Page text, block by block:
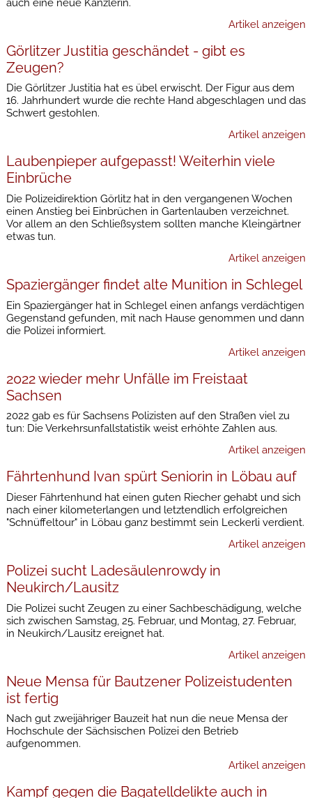
auch eine neue Kanzlerin.
Artikel anzeigen
Görlitzer Justitia geschändet - gibt es
Zeugen?
Die Görlitzer Justitia hat es übel erwischt. Der Figur aus dem
16. Jahrhundert wurde die rechte Hand abgeschlagen und das
Schwert gestohlen.
Artikel anzeigen
Laubenpieper aufgepasst! Weiterhin viele
Einbrüche
Die Polizeidirektion Görlitz hat in den vergangenen Wochen
einen Anstieg bei Einbrüchen in Gartenlauben verzeichnet.
Vor allem an den Schließsystem sollten manche Kleingärtner
etwas tun.
Artikel anzeigen
Spaziergänger findet alte Munition in Schlegel
Ein Spaziergänger hat in Schlegel einen anfangs verdächtigen
Gegenstand gefunden, mit nach Hause genommen und dann
die Polizei informiert.
Artikel anzeigen
2022 wieder mehr Unfälle im Freistaat
Sachsen
2022 gab es für Sachsens Polizisten auf den Straßen viel zu
tun: Die Verkehrsunfallstatistik weist erhöhte Zahlen aus.
Artikel anzeigen
Fährtenhund Ivan spürt Seniorin in Löbau auf
Dieser Fährtenhund hat einen guten Riecher gehabt und sich
nach einer kilometerlangen und letztendlich erfolgreichen
"Schnüffeltour" in Löbau ganz bestimmt sein Leckerli verdient.
Artikel anzeigen
Polizei sucht Ladesäulenrowdy in
Neukirch/Lausitz
Die Polizei sucht Zeugen zu einer Sachbeschädigung, welche
sich zwischen Samstag, 25. Februar, und Montag, 27. Februar,
in Neukirch/Lausitz ereignet hat.
Artikel anzeigen
Neue Mensa für Bautzener Polizeistudenten
ist fertig
Nach gut zweijähriger Bauzeit hat nun die neue Mensa der
Hochschule der Sächsischen Polizei den Betrieb
aufgenommen.
Artikel anzeigen
Kampf gegen die Bagatelldelikte auch in